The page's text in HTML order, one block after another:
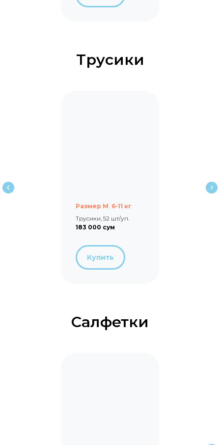
Трусики
Размер M 6-11 кг
Трусики, 52 шт/уп.
183 000 сум
Купить
Салфетки